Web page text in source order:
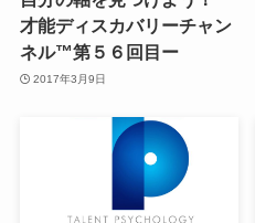
才能ディスカバリーチャン
ネル™第５６回目ー
2017年3月9日